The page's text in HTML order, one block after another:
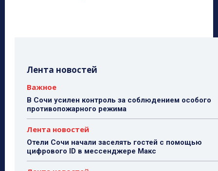
Лента новостей
Важное
В Сочи усилен контроль за соблюдением особого
противопожарного режима
Лента новостей
Отели Сочи начали заселять гостей с помощью
цифрового ID в мессенджере Макс